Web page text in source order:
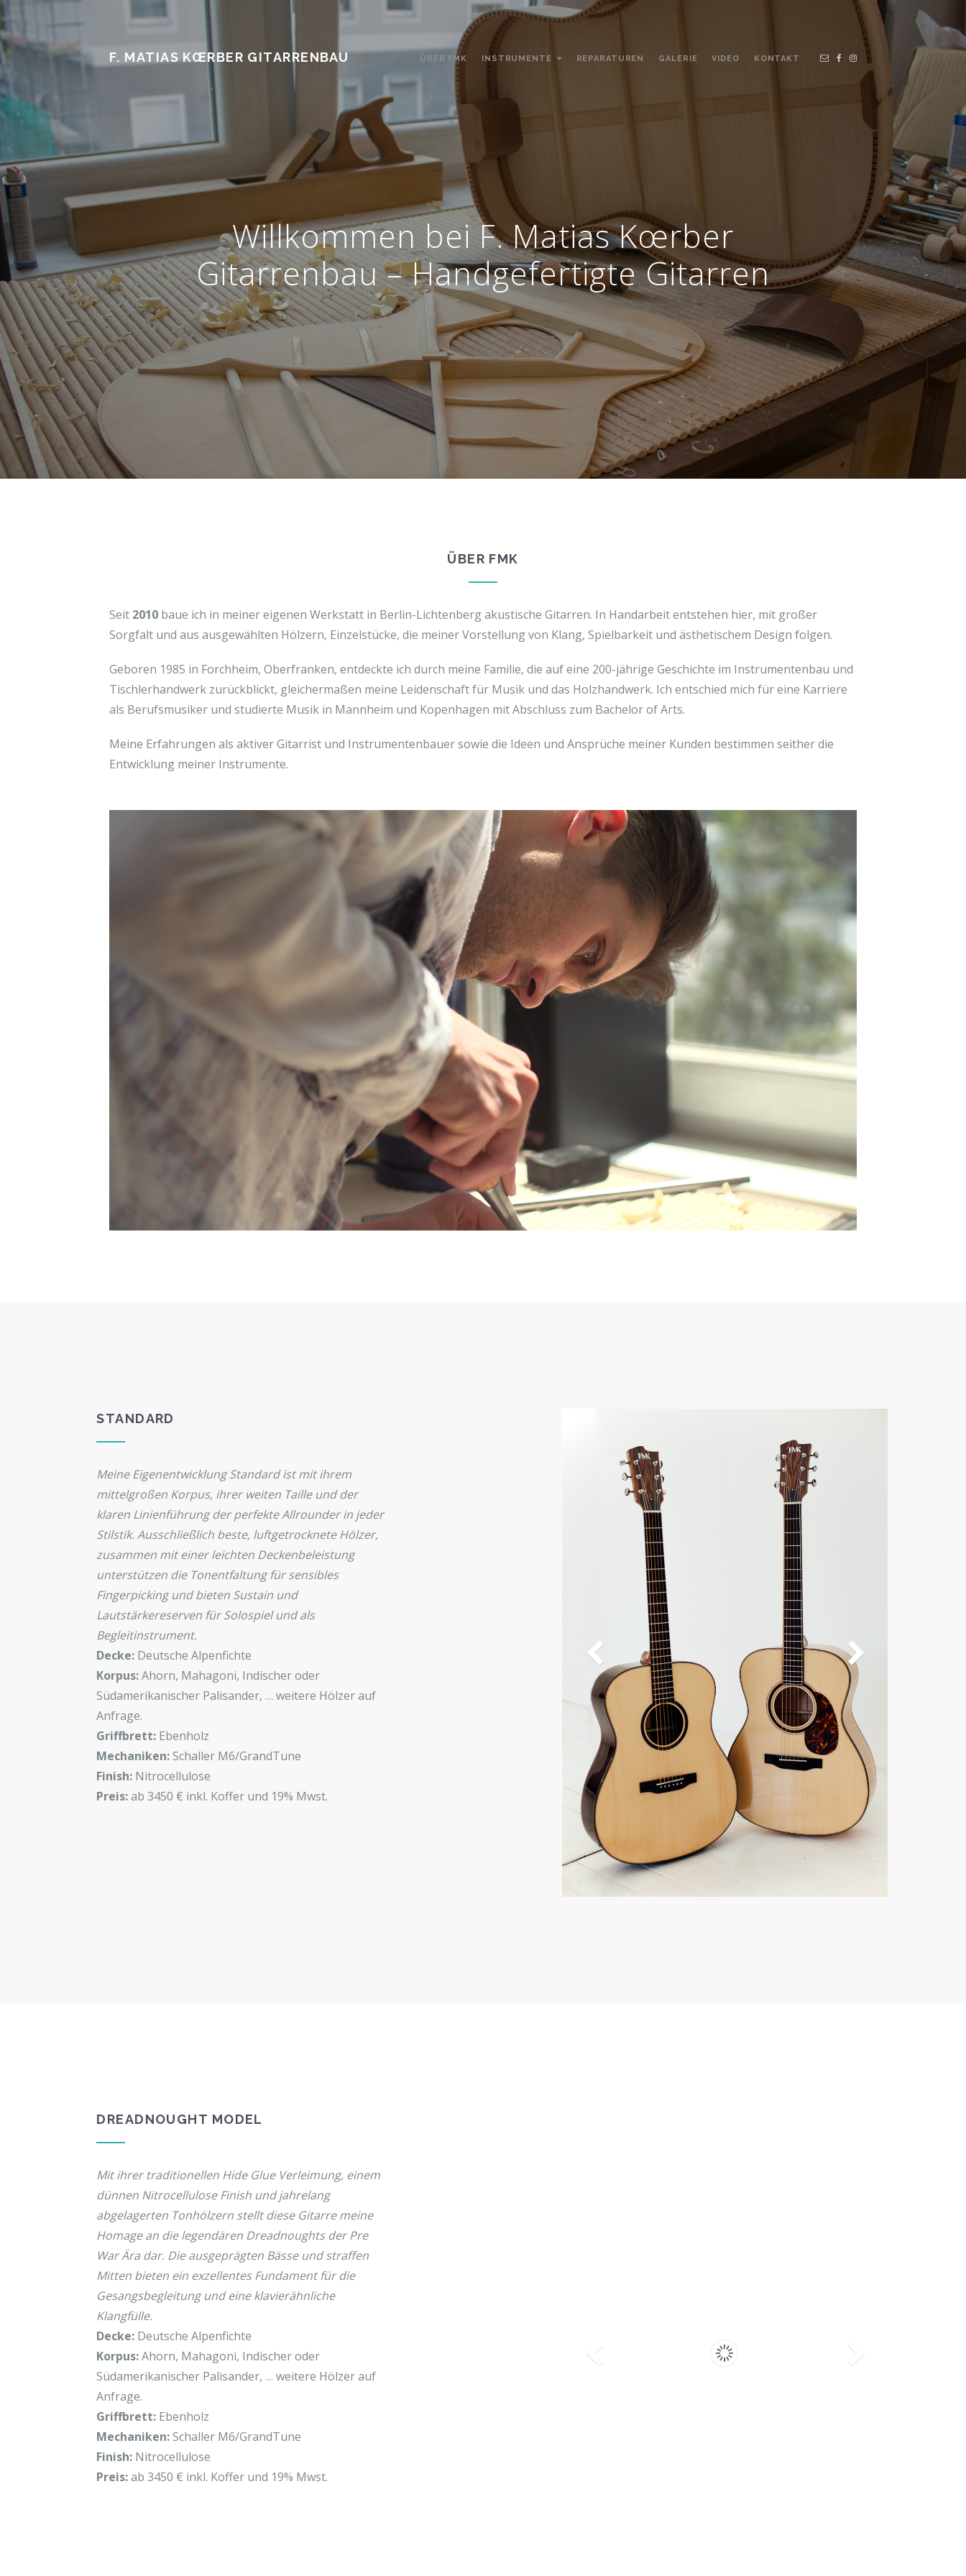
F. MATIAS KŒRBER GITARRENBAU ÜBER FMK INSTRUMENTE REPARATUREN GALERIE VIDEO KONTAKT
Willkommen bei F. Matias Kœrber
Gitarrenbau – Handgefertigte Gitarren
ÜBER FMK
Seit 2010 baue ich in meiner eigenen Werkstatt in Berlin-Lichtenberg akustische Gitarren. In Handarbeit entstehen hier, mit großer
Sorgfalt und aus ausgewählten Hölzern, Einzelstücke, die meiner Vorstellung von Klang, Spielbarkeit und ästhetischem Design folgen.
Geboren 1985 in Forchheim, Oberfranken, entdeckte ich durch meine Familie, die auf eine 200-jährige Geschichte im Instrumentenbau und
Tischlerhandwerk zurückblickt, gleichermaßen meine Leidenschaft für Musik und das Holzhandwerk. Ich entschied mich für eine Karriere
als Berufsmusiker und studierte Musik in Mannheim und Kopenhagen mit Abschluss zum Bachelor of Arts.
Meine Erfahrungen als aktiver Gitarrist und Instrumentenbauer sowie die Ideen und Ansprüche meiner Kunden bestimmen seither die
Entwicklung meiner Instrumente.
STANDARD
Meine Eigenentwicklung Standard ist mit ihrem
mittelgroßen Korpus, ihrer weiten Taille und der
klaren Linienführung der perfekte Allrounder in jeder
Stilstik. Ausschließlich beste, luftgetrocknete Hölzer,
zusammen mit einer leichten Deckenbeleistung
unterstützen die Tonentfaltung für sensibles
Fingerpicking und bieten Sustain und
Lautstärkereserven für Solospiel und als
Begleitinstrument.
Decke: Deutsche Alpenfichte
Korpus:Ahorn, Mahagoni, Indischer oder
Südamerikanischer Palisander, … weitere Hölzer auf
Anfrage.
Griffbrett: Ebenholz
Mechaniken:Schaller M6/GrandTune
Finish: Nitrocellulose
Preis:ab 3450 € inkl. Koffer und 19% Mwst.
DREADNOUGHT MODEL
Mit ihrer traditionellen Hide Glue Verleimung, einem
dünnen Nitrocellulose Finish und jahrelang
abgelagerten Tonhölzern stellt diese Gitarre meine
Homage an die legendären Dreadnoughts der Pre
War Ära dar. Die ausgeprägten Bässe und straffen
Mitten bieten ein exzellentes Fundament für die
Gesangsbegleitung und eine klavierähnliche
Klangfülle.
Decke: Deutsche Alpenfichte
Korpus:Ahorn, Mahagoni, Indischer oder
Südamerikanischer Palisander, … weitere Hölzer auf
Anfrage.
Griffbrett: Ebenholz
Mechaniken:Schaller M6/GrandTune
Finish: Nitrocellulose
Preis:ab 3450 € inkl. Koffer und 19% Mwst.